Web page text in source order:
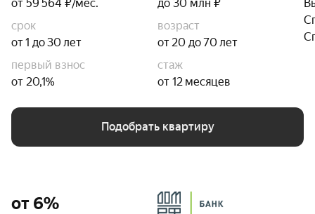
от 59 564 ₽/мес.
до 30 млн ₽
срок
от 1 до 30 лет
возраст
от 20 до 70 лет
первый взнос
от 20,1%
стаж
от 12 месяцев
Подобрать квартиру
от 6%